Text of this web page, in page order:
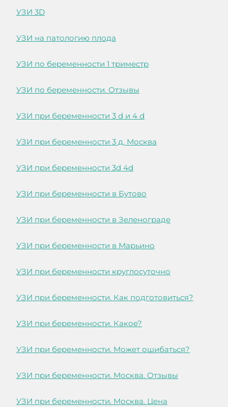
УЗИ 3D
УЗИ на патологию плода
УЗИ по беременности 1 триместр
УЗИ по беременности. Отзывы
УЗИ при беременности 3 d и 4 d
УЗИ при беременности 3 д. Москва
УЗИ при беременности 3d 4d
УЗИ при беременности в Бутово
УЗИ при беременности в Зеленограде
УЗИ при беременности в Марьино
УЗИ при беременности круглосуточно
УЗИ при беременности. Как подготовиться?
УЗИ при беременности. Какое?
УЗИ при беременности. Может ошибаться?
УЗИ при беременности. Москва. Отзывы
УЗИ при беременности. Москва. Цена